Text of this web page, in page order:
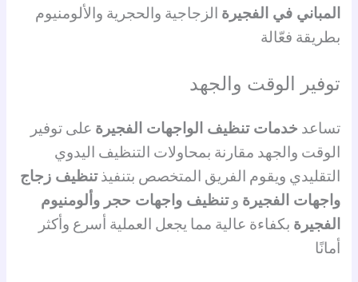
المباني في الفجيرة الزجاجية والحجرية والألومنيوم
بطريقة فعّالة
توفير الوقت والجهد
تساعد خدمات تنظيف الواجهات الفجيرة على توفير
الوقت والجهد مقارنة بمحاولات التنظيف اليدوي
التقليدي ويقوم الفريق المتخصص بتنفيذتنظيف زجاج
واجهات الفجيرة وتنظيف واجهات حجر وألومنيوم
الفجيرة بكفاءة عالية مما يجعل العملية أسرع وأكثر
أمانًا